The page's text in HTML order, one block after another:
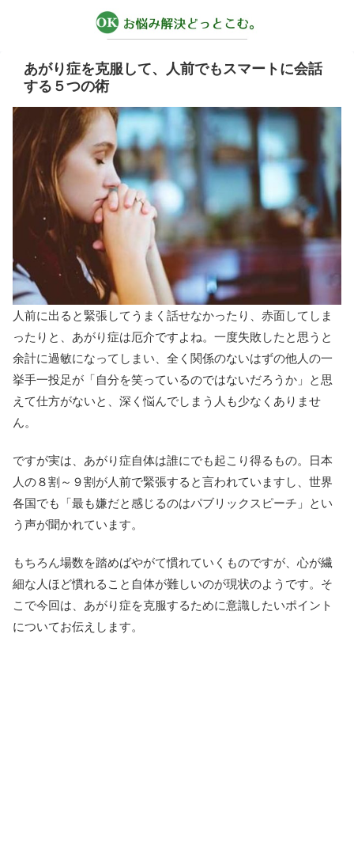
あがり症を克服して、人前でもスマートに会話
する５つの術
人前に出ると緊張してうまく話せなかったり、赤面してしま
ったりと、あがり症は厄介ですよね。一度失敗したと思うと
余計に過敏になってしまい、全く関係のないはずの他人の一
挙手一投足が「自分を笑っているのではないだろうか」と思
えて仕方がないと、深く悩んでしまう人も少なくありませ
ん。
ですが実は、あがり症自体は誰にでも起こり得るもの。日本
人の８割～９割が人前で緊張すると言われていますし、世界
各国でも「最も嫌だと感じるのはパブリックスピーチ」とい
う声が聞かれています。
もちろん場数を踏めばやがて慣れていくものですが、心が繊
細な人ほど慣れること自体が難しいのが現状のようです。そ
こで今回は、あがり症を克服するために意識したいポイント
についてお伝えします。